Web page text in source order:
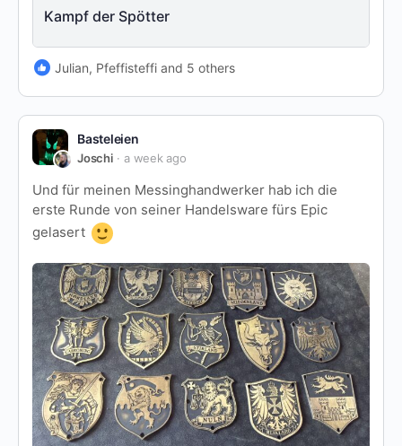
Kampf der Spötter
Julian, Pfeffisteffi and 5 others
Basteleien
Joschi a week ago
Und für meinen Messinghandwerker hab ich die
erste Runde von seiner Handelsware fürs Epic
gelasert